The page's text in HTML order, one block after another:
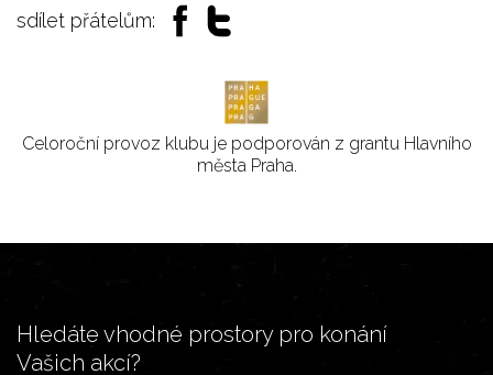
sdílet přátelům:
Celoroční provoz klubu je podporován z grantu Hlavního
města Praha.
Hledáte vhodné prostory pro konání
Vašich akcí?